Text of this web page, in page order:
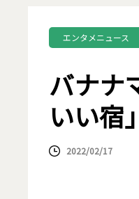
エンタメニュース
バナナ
いい宿
2022/02/17